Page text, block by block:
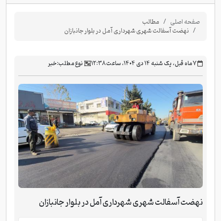
صفحه اصلی مطالب
نهضت آسفالت شهری شهرداری آمل در بلوار جانبازان
‫۷ ماه قبل، یک شنبه ۱۴ دی ۱۴۰۴، ساعت ۱۲:۳۸ نوع مطلب:خبر
نهضت آسفالت شهری شهرداری آمل در بلوار جانبازان